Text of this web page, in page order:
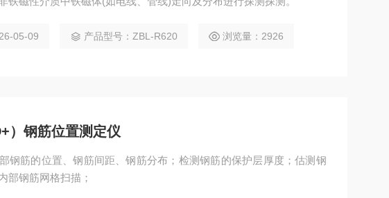
05-09 产品型号：ZBL-R620 浏览量：2926
）钢筋位置测定仪
钢筋的位置、钢筋间距、钢筋分布；检测钢筋的保护层厚度；估测钢
部钢筋网格扫描；